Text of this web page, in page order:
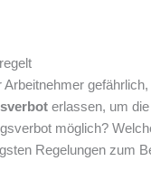
erlassen, um
möglich?
Regelungen zum